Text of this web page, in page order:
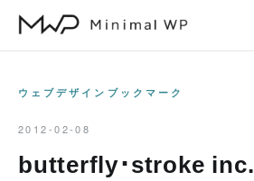
ウェブデザインブックマーク
2012-02-08
butterfly･stroke inc.